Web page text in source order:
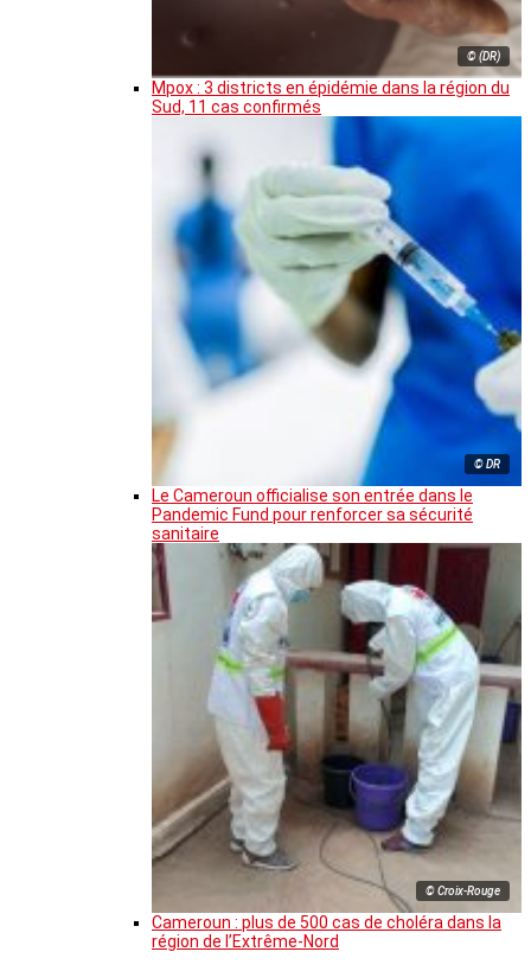
© (DR)
Mpox : 3 districts en épidémie dans la région du
Sud, 11 cas confirmés
© DR
Le Cameroun officialise son entrée dans le
Pandemic Fund pour renforcer sa sécurité
sanitaire
© Croix-Rouge
Cameroun : plus de 500 cas de choléra dans la
région de l’Extrême-Nord